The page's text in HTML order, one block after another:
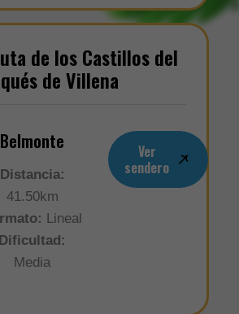
de los Castillos del
de Villena
Belmonte
Distancia:
41.50km
Lineal
Dificultad:
Media
Ver
sendero